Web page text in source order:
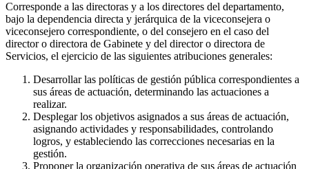
Corresponde a las directoras y a los directores del departamento,
bajo la dependencia directa y jerárquica de la viceconsejera o
viceconsejero correspondiente, o del consejero en el caso del
director o directora de Gabinete y del director o directora de
Servicios, el ejercicio de las siguientes atribuciones generales:
Desarrollar las políticas de gestión pública correspondientes a
sus áreas de actuación, determinando las actuaciones a
realizar.
Desplegar los objetivos asignados a sus áreas de actuación,
asignando actividades y responsabilidades, controlando
logros, y estableciendo las correcciones necesarias en la
gestión.
Proponer la organización operativa de sus áreas de actuación